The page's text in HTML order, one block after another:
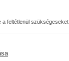
feltétlenül szükségeseket.